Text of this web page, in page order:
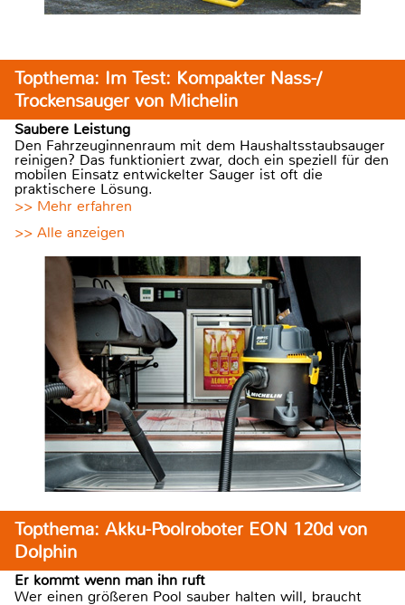
Topthema: Im Test: Kompakter Nass-/
Trockensauger von Michelin
Saubere Leistung
Den Fahrzeuginnenraum mit dem Haushaltsstaubsauger
reinigen? Das funktioniert zwar, doch ein speziell für den
mobilen Einsatz entwickelter Sauger ist oft die
praktischere Lösung.
>> Mehr erfahren
>> Alle anzeigen
Topthema: Akku-Poolroboter EON 120d von
Dolphin
Er kommt wenn man ihn ruft
Wer einen größeren Pool sauber halten will, braucht